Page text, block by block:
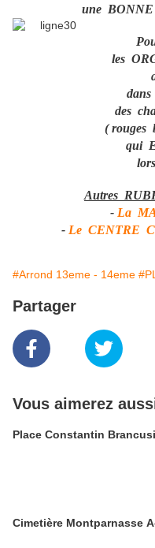
une
les
des
( rouges
qui
Autres
- La
- Le CENTRE
#Arrond 13eme - 14eme
Partager
Vous aimerez
Place Constantin
Cimetière Montparnasse